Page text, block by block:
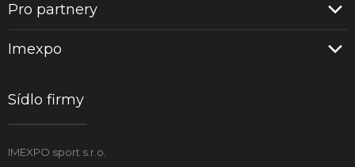
Pro partnery
Imexpo
Sídlo firmy
IMEXPO sport s.r.o.